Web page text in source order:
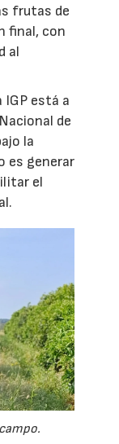
frutas de
final, con
al
está a
de
la
es generar
el